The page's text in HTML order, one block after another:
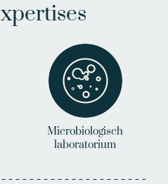
Microbiologisch
laboratorium